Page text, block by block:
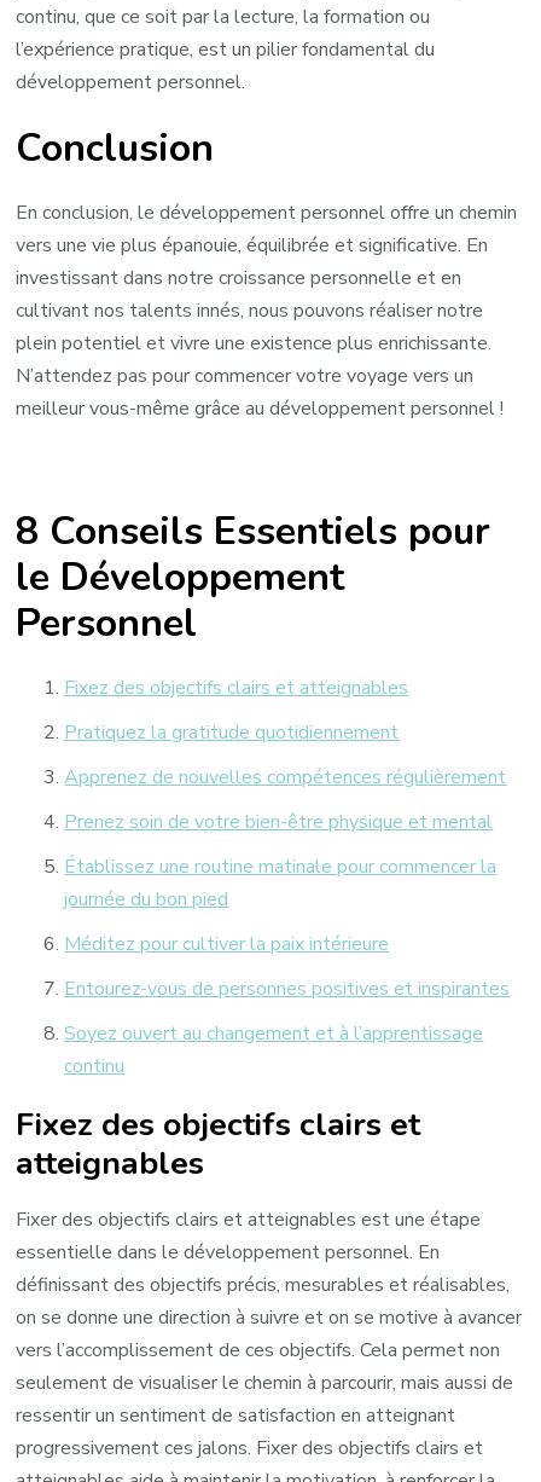
continu, que ce soit par la lecture, la formation ou
l’expérience pratique, est un pilier fondamental du
développement personnel.
Conclusion
En conclusion, le développement personnel offre un chemin
vers une vie plus épanouie, équilibrée et significative. En
investissant dans notre croissance personnelle et en
cultivant nos talents innés, nous pouvons réaliser notre
plein potentiel et vivre une existence plus enrichissante.
N’attendez pas pour commencer votre voyage vers un
meilleur vous-même grâce au développement personnel !
8 Conseils Essentiels pour
le Développement
Personnel
Fixez des objectifs clairs et atteignables
Pratiquez la gratitude quotidiennement
Apprenez de nouvelles compétences régulièrement
Prenez soin de votre bien-être physique et mental
Établissez une routine matinale pour commencer la
journée du bon pied
Méditez pour cultiver la paix intérieure
Entourez-vous de personnes positives et inspirantes
Soyez ouvert au changement et à l’apprentissage
continu
Fixez des objectifs clairs et
atteignables
Fixer des objectifs clairs et atteignables est une étape
essentielle dans le développement personnel. En
définissant des objectifs précis, mesurables et réalisables,
on se donne une direction à suivre et on se motive à avancer
vers l’accomplissement de ces objectifs. Cela permet non
seulement de visualiser le chemin à parcourir, mais aussi de
ressentir un sentiment de satisfaction en atteignant
progressivement ces jalons. Fixer des objectifs clairs et